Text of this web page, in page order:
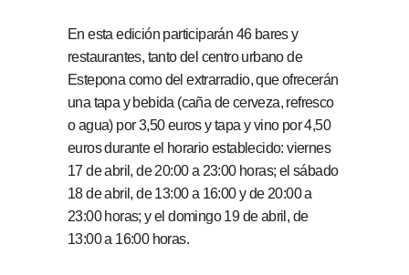
En esta edición participarán 46 bares y
restaurantes, tanto del centro urbano de
Estepona como del extrarradio, que ofrecerán
una tapa y bebida (caña de cerveza, refresco
o agua) por 3,50 euros y tapa y vino por 4,50
euros durante el horario establecido: viernes
17 de abril, de 20:00 a 23:00 horas; el sábado
18 de abril, de 13:00 a 16:00 y de 20:00 a
23:00 horas; y el domingo 19 de abril, de
13:00 a 16:00 horas.